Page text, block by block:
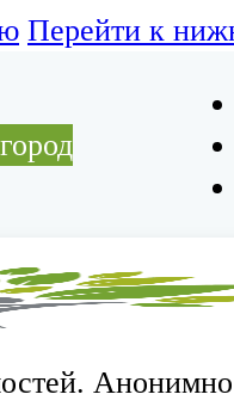
Перейти к
Анонимно